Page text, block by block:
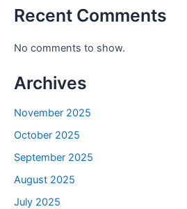
Recent Comments
No comments to show.
Archives
November 2025
October 2025
September 2025
August 2025
July 2025